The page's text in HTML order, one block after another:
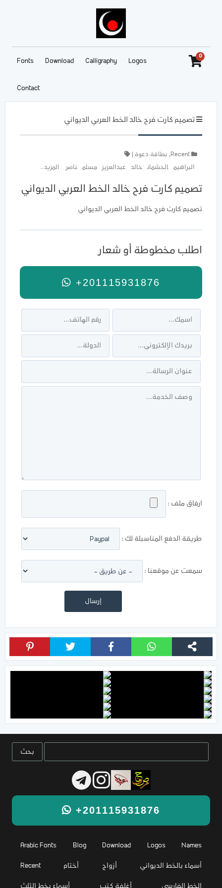
Fonts Download Calligraphy Logos
Contact
0
تصميم كارت فرح خالد الخط العربي الديواني
Recent
, بطاقة دعوة
البراهيم الخشمان خالد عبدالعزيز مسلم ناصر المزيد..
تصميم كارت فرح خالد الخط العربي الديواني
تصميم كارت فرح خالد الخط العربي الديواني
اطلب مخطوطة أو شعار
+201115931876
ارفاق ملف :
طريقة الدفع المناسبلة لك :
سمعت عن موقعنا :
+201115931876
Arabic Fonts Blog Download Logos Names
Recent أختام أزواج أسماء بالخط الديواني
أسماء بخط الثلث أغلفة كتب الخط الفارسي